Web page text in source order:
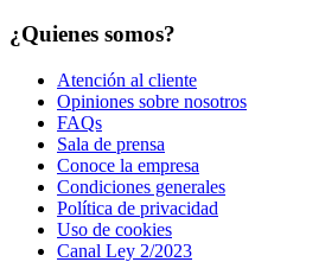
¿Quienes somos?
Atención al cliente
Opiniones sobre nosotros
FAQs
Sala de prensa
Conoce la empresa
Condiciones generales
Política de privacidad
Uso de cookies
Canal Ley 2/2023